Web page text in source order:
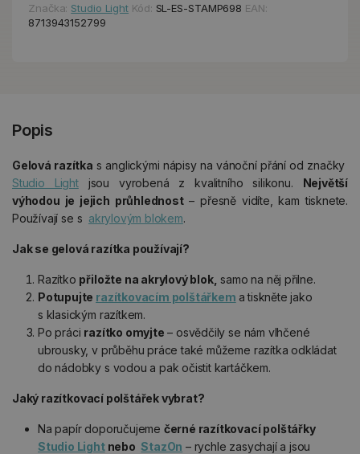
Značka: Studio Light Kód: SL-ES-STAMP698 EAN:
8713943152799
Popis
Gelová razítka s anglickými nápisy na vánoční přání od značky
Studio Lightjsou vyrobená z kvalitního silikonu. Největší
výhodou je jejich průhlednost– přesně vidíte, kam tisknete.
Používají se s akrylovým blokem.
Jak se gelová razítka používají?
Razítko přiložte na akrylový blok, samo na něj přilne.
Potupujte razítkovacím polštářkem a tiskněte jako
s klasickým razítkem.
Po práci razítko omyjte – osvědčily se nám vlhčené
ubrousky, v průběhu práce také můžeme razítka odkládat
do nádobky s vodou a pak očistit kartáčkem.
Jaký razítkovací polštářek vybrat?
Na papír doporučujeme černé razítkovací polštářky
Studio Lightnebo StazOn – rychle zasychají a jsou